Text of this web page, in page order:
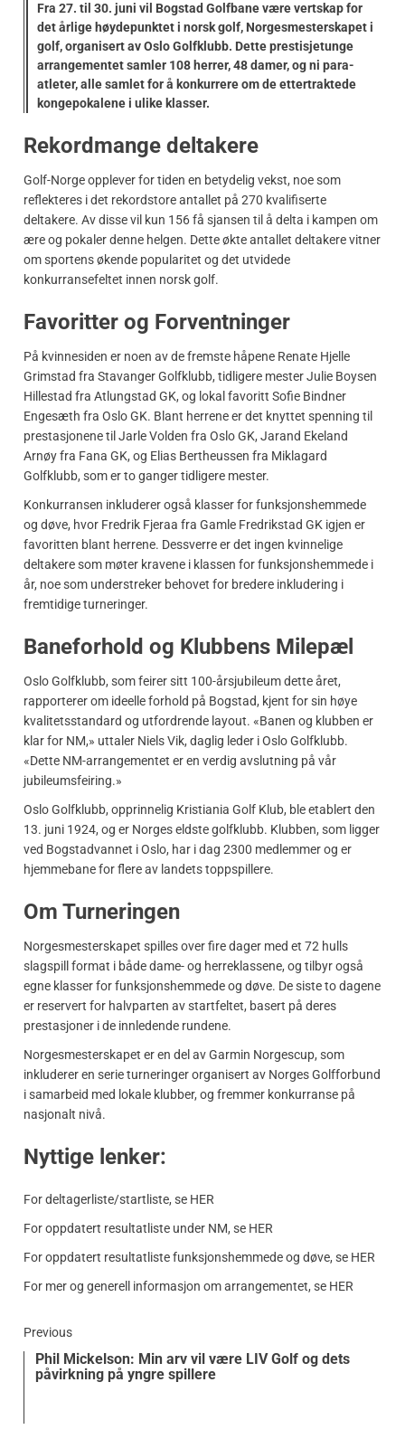
Fra 27. til 30. juni vil Bogstad Golfbane være vertskap for
det årlige høydepunktet i norsk golf, Norgesmesterskapet i
golf, organisert av Oslo Golfklubb. Dette prestisjetunge
arrangementet samler 108 herrer, 48 damer, og ni para-
atleter, alle samlet for å konkurrere om de ettertraktede
kongepokalene i ulike klasser.
Rekordmange deltakere
Golf-Norge opplever for tiden en betydelig vekst, noe som
reflekteres i det rekordstore antallet på 270 kvalifiserte
deltakere. Av disse vil kun 156 få sjansen til å delta i kampen om
ære og pokaler denne helgen. Dette økte antallet deltakere vitner
om sportens økende popularitet og det utvidede
konkurransefeltet innen norsk golf.
Favoritter og Forventninger
På kvinnesiden er noen av de fremste håpene Renate Hjelle
Grimstad fra Stavanger Golfklubb, tidligere mester Julie Boysen
Hillestad fra Atlungstad GK, og lokal favoritt Sofie Bindner
Engesæth fra Oslo GK. Blant herrene er det knyttet spenning til
prestasjonene til Jarle Volden fra Oslo GK, Jarand Ekeland
Arnøy fra Fana GK, og Elias Bertheussen fra Miklagard
Golfklubb, som er to ganger tidligere mester.
Konkurransen inkluderer også klasser for funksjonshemmede
og døve, hvor Fredrik Fjeraa fra Gamle Fredrikstad GK igjen er
favoritten blant herrene. Dessverre er det ingen kvinnelige
deltakere som møter kravene i klassen for funksjonshemmede i
år, noe som understreker behovet for bredere inkludering i
fremtidige turneringer.
Baneforhold og Klubbens Milepæl
Oslo Golfklubb, som feirer sitt 100-årsjubileum dette året,
rapporterer om ideelle forhold på Bogstad, kjent for sin høye
kvalitetsstandard og utfordrende layout. «Banen og klubben er
klar for NM,» uttaler Niels Vik, daglig leder i Oslo Golfklubb.
«Dette NM-arrangementet er en verdig avslutning på vår
jubileumsfeiring.»
Oslo Golfklubb, opprinnelig Kristiania Golf Klub, ble etablert den
13. juni 1924, og er Norges eldste golfklubb. Klubben, som ligger
ved Bogstadvannet i Oslo, har i dag 2300 medlemmer og er
hjemmebane for flere av landets toppspillere.
Om Turneringen
Norgesmesterskapet spilles over fire dager med et 72 hulls
slagspill format i både dame- og herreklassene, og tilbyr også
egne klasser for funksjonshemmede og døve. De siste to dagene
er reservert for halvparten av startfeltet, basert på deres
prestasjoner i de innledende rundene.
Norgesmesterskapet er en del av Garmin Norgescup, som
inkluderer en serie turneringer organisert av Norges Golfforbund
i samarbeid med lokale klubber, og fremmer konkurranse på
nasjonalt nivå.
Nyttige lenker:
For deltagerliste/startliste, se HER
For oppdatert resultatliste under NM, se HER
For oppdatert resultatliste funksjonshemmede og døve, se HER
For mer og generell informasjon om arrangementet, se HER
Previous
Phil Mickelson: Min arv vil være LIV Golf og dets
påvirkning på yngre spillere